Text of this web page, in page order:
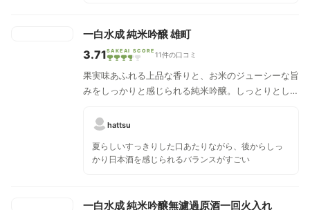
一白水成 純米吟醸 雄町
3.71SAKEAI SCORE 11件の口コミ
果実味あふれる上品な香りと、お米のジューシーな旨
みをしっかりと感じられる純米吟醸。しっとりとした
り、お米のコクのある甘みと果実系のフレッシュな酸
感じ、透明感のある涼やかな飲み口です。後から感じ
る程よい酸が心地よく、キレの良い後ろ口で飲み飽き
hattsu
夏らしいすっきりした口あたりながら、後からしっ
かり日本酒を感じられるバランスがすごい
一白水成 純米吟醸無濾過原酒一回火入れ